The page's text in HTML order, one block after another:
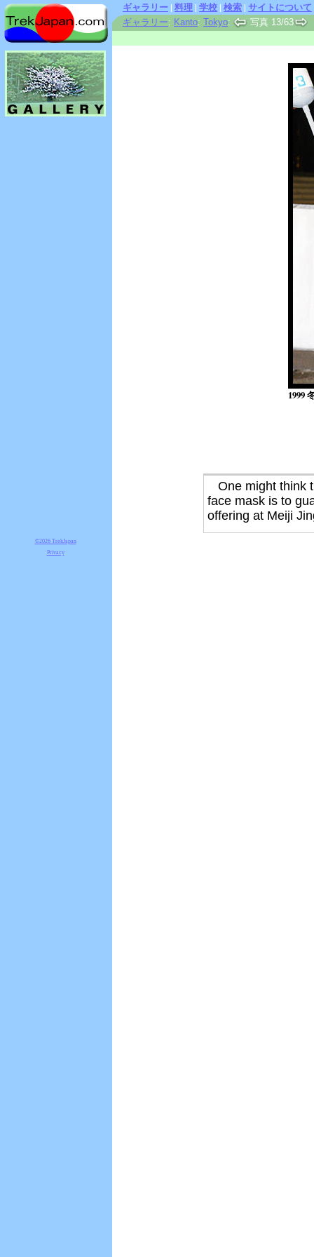
ギャラリー | 料理 | 学校 | 検索 | サイトについて
ギャラリー: Kanto: Tokyo: 写真 13/63
1999
One might think
face mask is to
offering at Meiji
©2026 TrekJapan
Privacy